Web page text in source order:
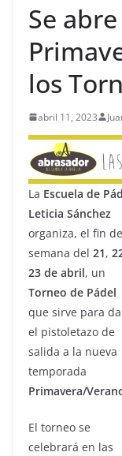
Se
los
abril 11, 2023
La Escuela de
Leticia Sánchez
organiza, el fin de
semana del 21,
23 de abril, un
Torneo de Pádel
que sirve para
el pistoletazo de
salida a la nueva
temporada
Primavera/
El torneo se
celebrará en las